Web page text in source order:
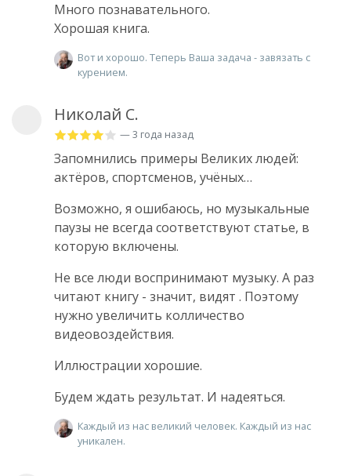
Много познавательного.
Хорошая книга.
Вот и хорошо. Теперь Ваша задача - завязать с
курением.
Николай С.
— 3 года назад
Запомнились примеры Великих людей:
актёров, спортсменов, учёных…
Возможно, я ошибаюсь, но музыкальные
паузы не всегда соответствуют статье, в
которую включены.
Не все люди воспринимают музыку. А раз
читают книгу - значит, видят . Поэтому
нужно увеличить колличество
видеовоздействия.
Иллюстрации хорошие.
Будем ждать результат. И надеяться.
Каждый из нас великий человек. Каждый из нас
уникален.